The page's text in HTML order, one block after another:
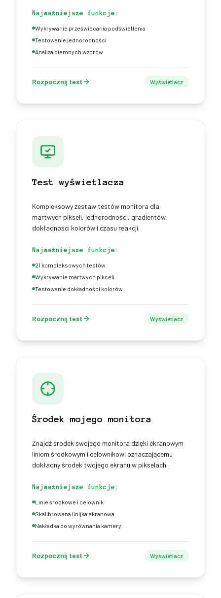
Najważniejsze funkcje:
Wykrywanie przeświecania podświetlenia
Testowanie jednorodności
Analiza ciemnych wzorów
Rozpocznij test Wyświetlacz
Test wyświetlacza
Kompleksowy zestaw testów monitora dla
martwych pikseli, jednorodności, gradientów,
dokładności kolorów i czasu reakcji.
Najważniejsze funkcje:
21 kompleksowych testów
Wykrywanie martwych pikseli
Testowanie dokładności kolorów
Rozpocznij test Wyświetlacz
Środek mojego monitora
Znajdź środek swojego monitora dzięki ekranowym
liniom środkowym i celownikowi oznaczającemu
dokładny środek twojego ekranu w pikselach.
Najważniejsze funkcje:
Linie środkowe i celownik
Skalibrowana linijka ekranowa
Nakładka do wyrównania kamery
Rozpocznij test Wyświetlacz